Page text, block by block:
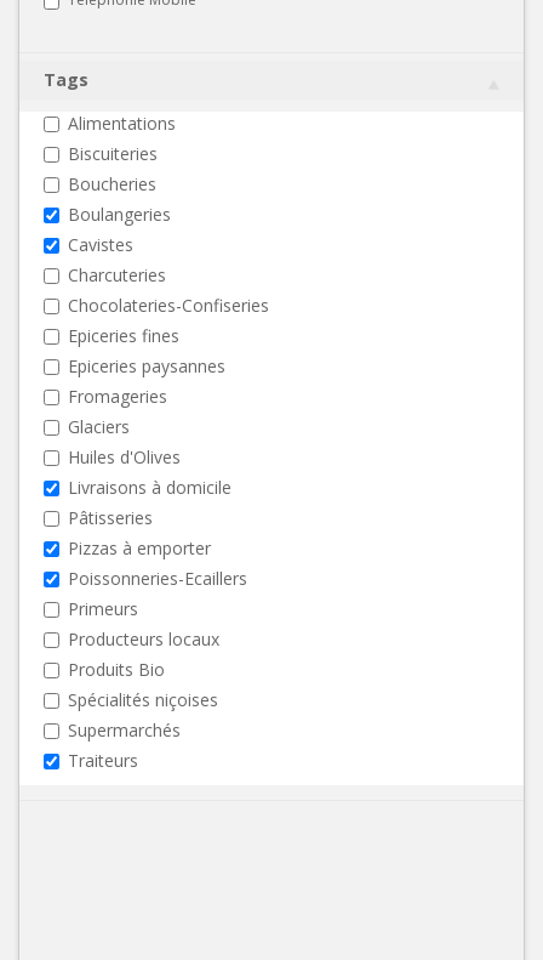
Tags
Alimentations
Biscuiteries
Boucheries
Boulangeries
Cavistes
Charcuteries
Chocolateries-Confiseries
Epiceries fines
Epiceries paysannes
Fromageries
Glaciers
Huiles d'Olives
Livraisons à domicile
Pâtisseries
Pizzas à emporter
Poissonneries-Ecaillers
Primeurs
Producteurs locaux
Produits Bio
Spécialités niçoises
Supermarchés
Traiteurs